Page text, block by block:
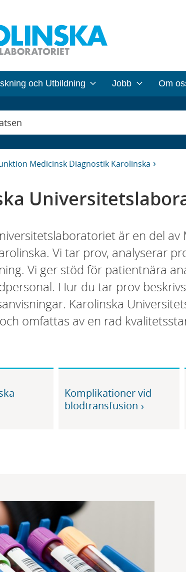
och Utbildning Jobb Om
Medicinsk Diagnostik Karolinska
är en del av
Vi tar prov, analyserar
Vi ger stöd för patientnära
Hur du tar prov
Karolinska
omfattas av en rad
Komplikationer vid
blodtransfusion